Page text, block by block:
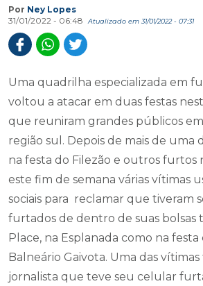
Por Ney Lopes
31/01/2022 - 06:48
Atualizado em 31/01/2022 - 07:31
Uma quadrilha especializada em
voltou a atacar em duas festas
que reuniram grandes públicos em
região sul. Depois de mais de uma
na festa do Filezão e outros furtos
este fim de semana várias vítimas
sociais para reclamar que tiveram
furtados de dentro de suas bolsas
Place, na Esplanada como na festa
Balneário Gaivota. Uma das
jornalista que teve seu celular